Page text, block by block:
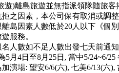
遊)離島旅遊並無指派領隊隨旅客
之因素，本公司保有取消或調
島因素人數低於20人以下《個
服務。
人數如不足人數出發七天前通
5月4日至8月25日, 當中5/24~6/
演場: 望安6/6(六), 七美6/13(六